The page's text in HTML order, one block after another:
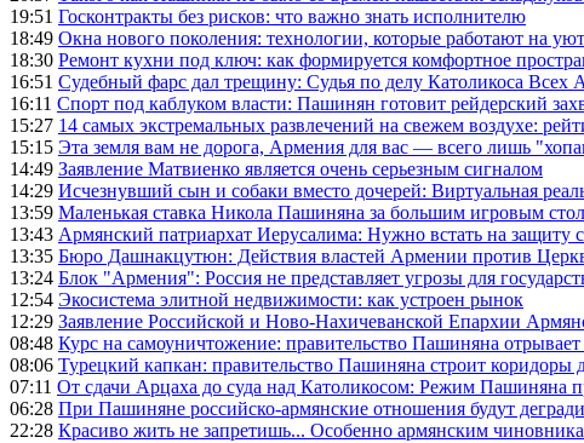
19:51 Госконтракты без рисков: что важно знать исполнителю
18:49 Окна нового поколения: технологии, которые работают на уют
18:30 Ремонт кухни под ключ: как формируется комфортное
16:51 Судебный фарс дал трещину: Судья по делу Католикоса Всех
16:11 Спорт под каблуком власти: Пашинян готовит рейдерский
15:27 14 самых экстремальных развлечений на свежем воздухе:
15:15 Эта земля вам не дорога, Армения для вас — всего лишь
14:49 Заявление Матвиенко является очень серьезным сигналом
14:29 Исчезнувший сын и собаки вместо дочерей: Виртуальная
13:59 Маленькая ставка Никола Пашиняна за большим игровым
13:43 Армянский патриархат Иерусалима: Нужно встать на защиту
13:35 Бюро Дашнакцутюн: Действия властей Армении против
13:24 Блок "Армения": Россия не представляет угрозы для
12:54 Экосистема элитной недвижимости: как устроен рынок
12:29 Заявление Российской и Ново-Нахичеванской Епархии
08:48 Курс на самоуничтожение: правительство Пашиняна
08:06 Турецкий капкан: правительство Пашиняна строит коридоры
07:11 От сдачи Арцаха до суда над Католикосом: Режим Пашиняна
06:28 При Пашиняне российско-армянские отношения будут
22:28 Красиво жить не запретишь... Особенно армянским